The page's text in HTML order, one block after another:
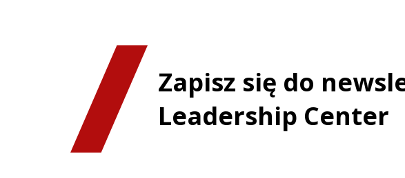
Zapisz się do
Leadership Center